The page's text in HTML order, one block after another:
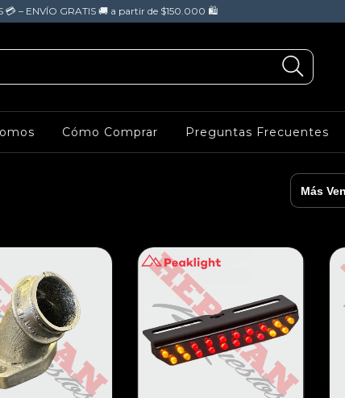
💳 – ENVÍO GRATIS 🚚 a partir de $150.000 🛍️
Cómo Comprar Preguntas Frecuentes